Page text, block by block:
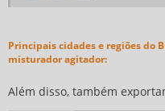
TANQUES MISTURADORES
Principais cidades e regiões do
misturador agitador:
Além disso, também